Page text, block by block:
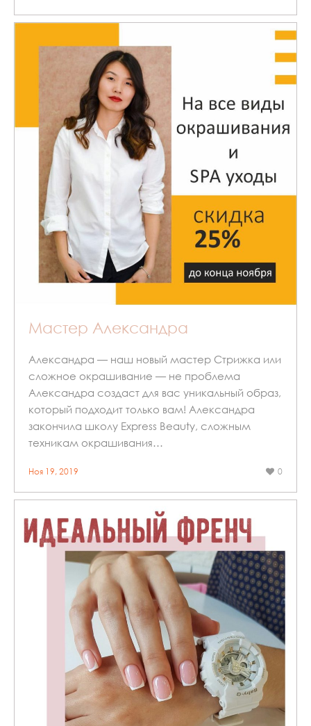
Мастер Александра
Александра — наш новый мастер Стрижка или
сложное окрашивание — не проблема
Александра создаст для вас уникальный образ,
который подходит только вам! Александра
закончила школу Express Beauty, сложным
техникам окрашивания…
0
Ноя 19, 2019